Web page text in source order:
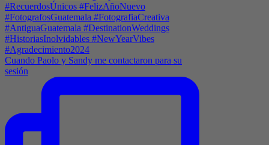
Cuando Paolo y Sandy me contactaron para su
sesión